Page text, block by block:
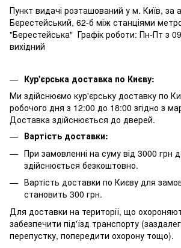
Пункт видачі розташований у м. Київ, за
Берестейський, 62-б між станціями
"Берестейська" Графік роботи: Пн-Пт з
вихідний
Кур'єрська доставка по Києву:
Ми здійснюємо кур'єрську доставку по
робочого дня з 12:00 до 18:00 згідно з
Доставка здійснюється до дверей.
Вартість доставки:
При замовленні на суму від 3000 грн
здійснюється безкоштовно.
Вартість доставки по Києву для
становить 300 грн.
Для доставки на території, що
забезпечити під'їзд транспорту
перепустку, попередити охорону тощо).